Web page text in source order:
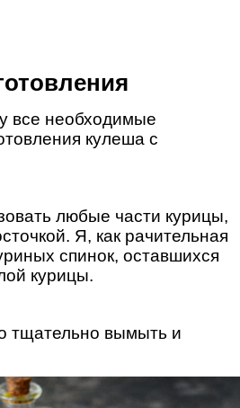
все необходимые
кулеша с
любые части курицы,
Я, как рачительная
спинок, оставшихся
курицы.
тщательно вымыть и